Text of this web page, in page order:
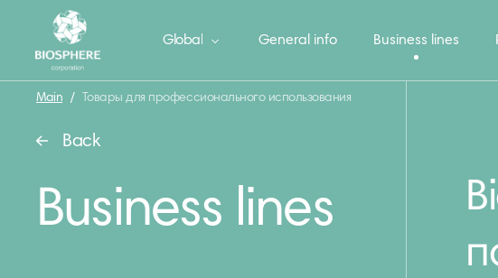
General info Business lines
Global
Main / Товары для профессионального использования
Back
Business lines